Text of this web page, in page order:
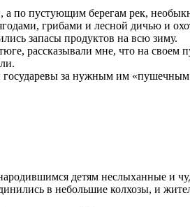
а по пустующим берегам рек,
грибами и лесной дичью и
запасы продуктов на всю зиму.
рассказывали мне, что на
за нужным им
детям неслыханные и
в небольшие колхозы, и